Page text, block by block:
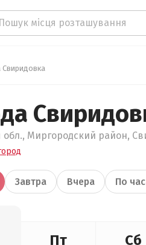
Свиридовка
обл., Миргородский район,
Завтра Вчера По
Пт Сб